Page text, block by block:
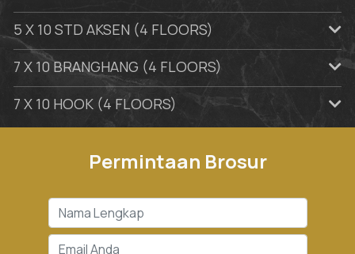
5 X 10 STD AKSEN (4 FLOORS)
7 X 10 BRANGHANG (4 FLOORS)
7 X 10 HOOK (4 FLOORS)
Permintaan Brosur